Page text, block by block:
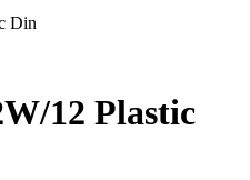
Din
12 Plastic